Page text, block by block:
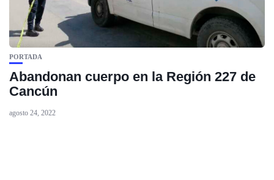
PORTADA
Abandonan cuerpo en la Región 227 de
Cancún
agosto 24, 2022